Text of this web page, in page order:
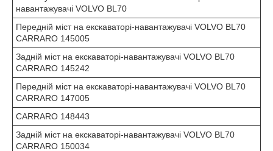
навантажувачі VOLVO BL70
Передній міст на екскаваторі-навантажувачі VOLVO BL70
CARRARO 145005
Задній міст на екскаваторі-навантажувачі VOLVO BL70
CARRARO 145242
Передній міст на екскаваторі-навантажувачі VOLVO BL70
CARRARO 147005
CARRARO 148443
Задній міст на екскаваторі-навантажувачі VOLVO BL70
CARRARO 150034